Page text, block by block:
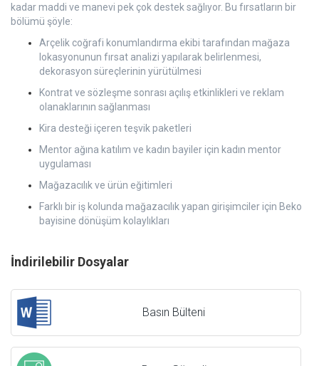
kadar maddi ve manevi pek çok destek sağlıyor. Bu fırsatların bir
bölümü şöyle:
Arçelik coğrafi konumlandırma ekibi tarafından mağaza
lokasyonunun fırsat analizi yapılarak belirlenmesi,
dekorasyon süreçlerinin yürütülmesi
Kontrat ve sözleşme sonrası açılış etkinlikleri ve reklam
olanaklarının sağlanması
Kira desteği içeren teşvik paketleri
Mentor ağına katılım ve kadın bayiler için kadın mentor
uygulaması
Mağazacılık ve ürün eğitimleri
Farklı bir iş kolunda mağazacılık yapan girişimciler için Beko
bayisine dönüşüm kolaylıkları
İndirilebilir Dosyalar
Basın Bülteni